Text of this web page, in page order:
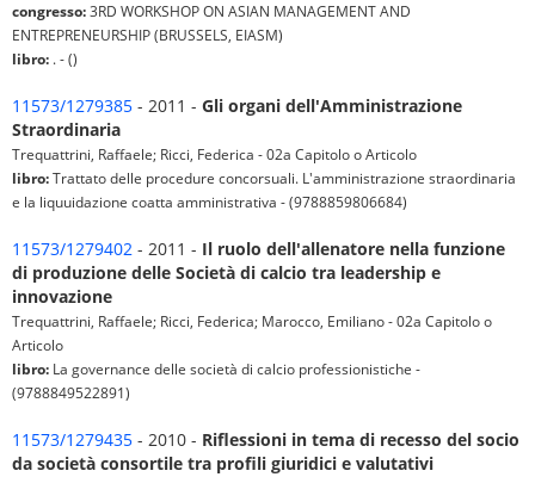
congresso:3RD WORKSHOP ON ASIAN MANAGEMENT AND
ENTREPRENEURSHIP (BRUSSELS, EIASM)
libro: . - ()
11573/1279385 - 2011 - Gli organi dell'Amministrazione
Straordinaria
Trequattrini, Raffaele; Ricci, Federica - 02a Capitolo o Articolo
libro:Trattato delle procedure concorsuali. L'amministrazione straordinaria
e la liquuidazione coatta amministrativa - (9788859806684)
11573/1279402 - 2011 - Il ruolo dell'allenatore nella funzione
di produzione delle Società di calcio tra leadership e
innovazione
Trequattrini, Raffaele; Ricci, Federica; Marocco, Emiliano - 02a Capitolo o
Articolo
libro: La governance delle società di calcio professionistiche -
(9788849522891)
11573/1279435 - 2010 - Riflessioni in tema di recesso del socio
da società consortile tra profili giuridici e valutativi